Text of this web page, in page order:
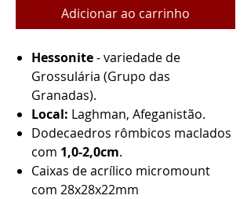
Adicionar ao carrinho
Hessonite- variedade de
Grossulária (Grupo das
Granadas).
Local: Laghman, Afeganistão.
Dodecaedros rômbicos maclados
com 1,0-2,0cm.
Caixas de acrílico micromount
com 28x28x22mm